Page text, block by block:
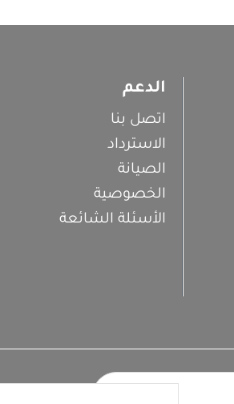
الدعم
اتصل بنا
الاسترداد
الصيانة
الخصوصية
الأسئلة الشائعة